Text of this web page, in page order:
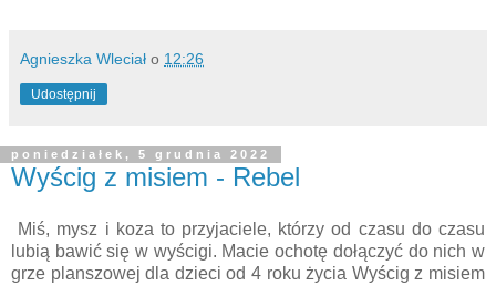
Agnieszka Wleciał o 12:26
Udostępnij
poniedziałek, 5 grudnia 2022
Wyścig z misiem - Rebel
Miś, mysz i koza to przyjaciele, którzy od czasu do czasu
lubią bawić się w wyścigi. Macie ochotę dołączyć do nich w
grze planszowej dla dzieci od 4 roku życia Wyścig z misiem